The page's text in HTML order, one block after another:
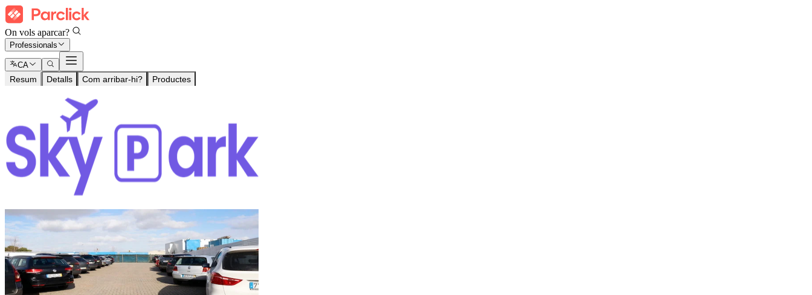
On vols aparcar?
Professionals
CA
Resum Detalls Com arribar-hi? Productes